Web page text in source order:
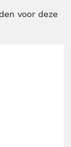
voor deze